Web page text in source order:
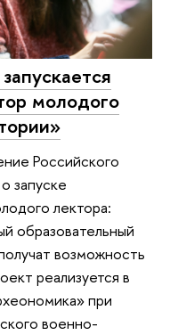
молодого
Российского
запуске
лектора:
образовательный
возможность
реализуется в
при
военно-